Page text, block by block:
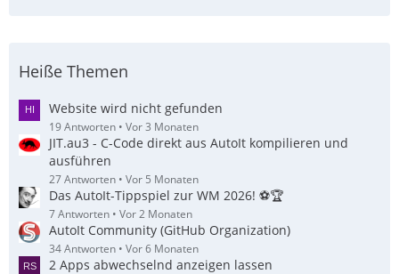
Heiße Themen
Website wird nicht gefunden
19 Antworten Vor 3 Monaten
JIT.au3 - C-Code direkt aus AutoIt kompilieren und
ausführen
27 Antworten Vor 5 Monaten
Das AutoIt-Tippspiel zur WM 2026! ⚽🏆
7 Antworten Vor 2 Monaten
AutoIt Community (GitHub Organization)
34 Antworten Vor 6 Monaten
2 Apps abwechselnd anzeigen lassen